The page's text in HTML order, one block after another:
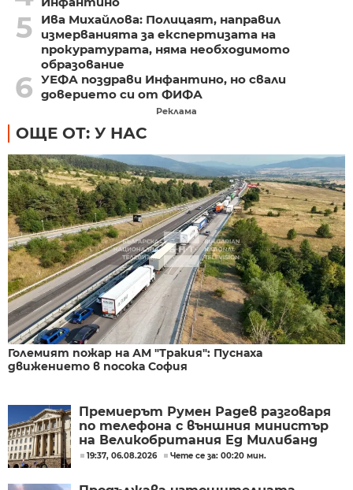
5
Ива Михайлова: Полицаят, направил
измерванията за експертизата на
прокуратурата, няма необходимото
образование
6 УЕФА поздрави Инфантино, но свали
доверието си от ФИФА
Реклама
ОЩЕ ОТ: У НАС
Големият пожар на АМ "Тракия": Пуснаха
движението в посока София
Премиерът Румен Радев разговаря
по телефона с външния министър
на Великобритания Ед Милибанд
19:37, 06.08.2026 Чете се за: 00:20 мин.